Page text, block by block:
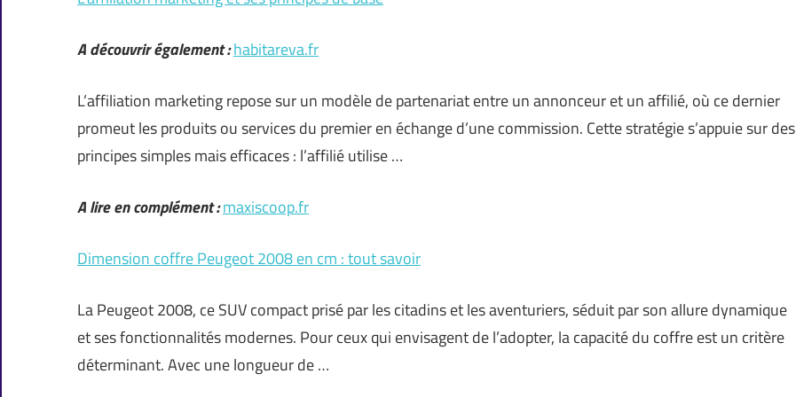
A découvrir également :habitareva.fr
L’affiliation marketing repose sur un modèle de partenariat entre un annonceur et un affilié, où ce dernier
promeut les produits ou services du premier en échange d’une commission. Cette stratégie s’appuie sur des
principes simples mais efficaces : l’affilié utilise …
A lire en complément :maxiscoop.fr
Dimension coffre Peugeot 2008 en cm : tout savoir
La Peugeot 2008, ce SUV compact prisé par les citadins et les aventuriers, séduit par son allure dynamique
et ses fonctionnalités modernes. Pour ceux qui envisagent de l’adopter, la capacité du coffre est un critère
déterminant. Avec une longueur de …